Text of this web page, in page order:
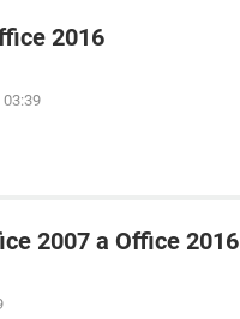
2016
03:39
2007 a Office 2016